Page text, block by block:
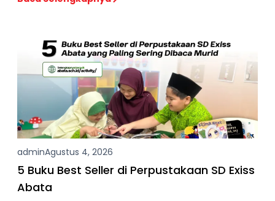
adminAgustus 4, 2026
5 Buku Best Seller di Perpustakaan SD Exiss
Abata